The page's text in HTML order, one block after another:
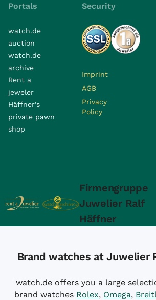
Portals
watch.de
auction
watch.de
archive
Rent a
jeweler
Häffner's
private pawn
shop
Security
Imprint
AGB
Privacy
Policy
Firmengruppe
Juwelier Ralf
Häffner
Brand watches at Juwelier
watch.de offers you a large
brand watches Rolex, Omega,